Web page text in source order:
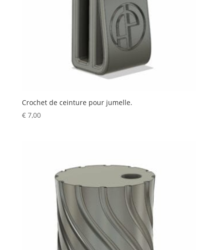
Crochet de ceinture pour jumelle.
€7,00